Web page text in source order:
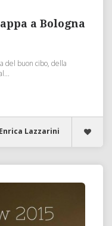
a Bologna
del buon cibo, della
Enrica Lazzarini